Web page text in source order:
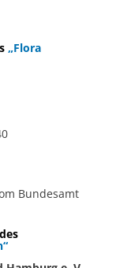
„Flora
Bundesamt